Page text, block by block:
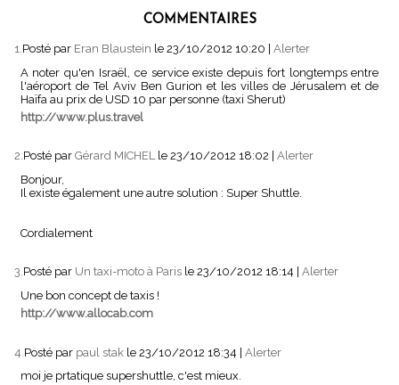
COMMENTAIRES
1.Posté par Eran Blaustein le 23/10/2012 10:20
Alerter
A noter qu'en Israël, ce service existe depuis fort longtemps entre
l'aéroport de Tel Aviv Ben Gurion et les villes de Jérusalem et de
Haïfa au prix de USD 10 par personne (taxi Sherut)
http://www.plus.travel
2.Posté par Gérard MICHEL le 23/10/2012 18:02
Alerter
Bonjour,
Il existe également une autre solution : Super Shuttle.
Cordialement
3.Posté par Un taxi-moto à Paris le 23/10/2012 18:14
Alerter
Une bon concept de taxis !
http://www.allocab.com
4. Posté par paul stak le 23/10/2012 18:34 | Alerter
moi je prtatique supershuttle, c'est mieux.